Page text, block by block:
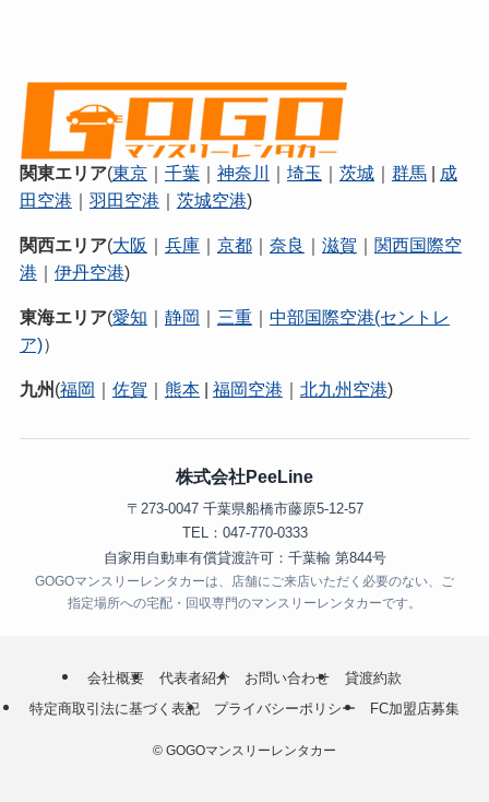
関東エリア(東京｜ 千葉｜ 神奈川 ｜ 埼玉 ｜ 茨城｜ 群馬| 成
田空港 ｜ 羽田空港 ｜ 茨城空港)
関西エリア(大阪 ｜ 兵庫｜ 京都｜ 奈良 ｜ 滋賀 ｜ 関西国際空
港 ｜ 伊丹空港)
東海エリア(愛知 ｜ 静岡 ｜ 三重｜ 中部国際空港(セントレ
ア)）
九州 (福岡 ｜ 佐賀 ｜ 熊本| 福岡空港 ｜ 北九州空港)
株式会社PeeLine
〒273-0047 千葉県船橋市藤原5-12-57
TEL：047-770-0333
自家用自動車有償貸渡許可：千葉輸 第844号
GOGOマンスリーレンタカーは、店舗にご来店いただく必要のない、ご
指定場所への宅配・回収専門のマンスリーレンタカーです。
会社概要 代表者紹介 お問い合わせ
貸渡約款
特定商取引法に基づく表記
プライバシーポリシー FC加盟店募集
© GOGOマンスリーレンタカー